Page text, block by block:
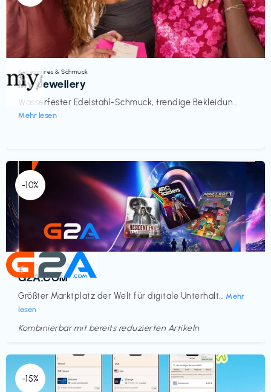
Accessoires & Schmuck
My Jewellery
Wasserfester Edelstahl-Schmuck, trendige Bekleidun...
Mehr lesen
€‎
-10%
Elektronik & Medien
G2A.COM
Größter Marktplatz der Welt für digitale Unterhalt... Mehr
lesen
€‎
Kombinierbar mit bereits reduzierten Artikeln
-15%